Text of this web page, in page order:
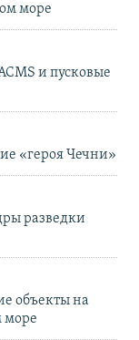
море
и пусковые
«героя Чечни»
разведки
объекты на
море